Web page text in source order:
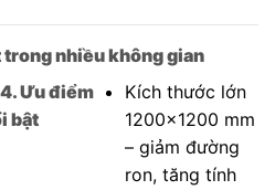
nhiều không gian
4. Ưu điểm
bật
Kích thước lớn
1200×1200 mm
– giảm đường
ron, tăng tính